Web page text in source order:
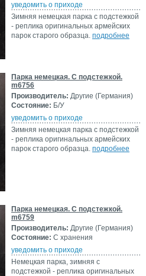
уведомить о приходе
Зимняя немецкая парка с подстежкой
- реплика оригинальных армейских
парок старого образца. подробнее
Парка немецкая. С подстежкой.
m6756
Производитель: Другие (Германия)
Состояние: Б/У
уведомить о приходе
Зимняя немецкая парка с подстежкой
- реплика оригинальных армейских
парок старого образца. подробнее
Парка немецкая. С подстежкой.
m6759
Производитель: Другие (Германия)
Состояние: С хранения
уведомить о приходе
Немецкая парка, зимняя с
подстежкой - реплика оригинальных